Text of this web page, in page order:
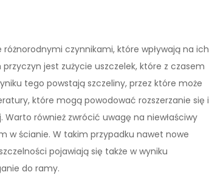
czynnikami, które wpływają na ich
jest zużycie uszczelek, które z czasem
tego powstają szczeliny, przez które może
które mogą powodować rozszerzanie się i
również zwrócić uwagę na niewłaściwy
w ścianie. W takim przypadku nawet nowe
pojawiają się także w wyniku
do ramy.